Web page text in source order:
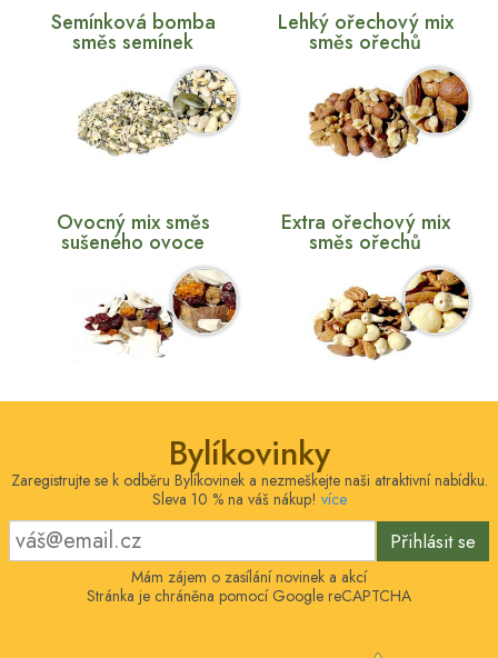
Semínková bomba
směs semínek
Lehký ořechový mix
směs ořechů
Ovocný mix směs
sušeného ovoce
Extra ořechový mix
směs ořechů
Bylíkovinky
Zaregistrujte se k odběru Bylíkovinek a nezmeškejte naši atraktivní nabídku.
Sleva 10 % na váš nákup! více
Přihlásit se
Mám zájem o zasílání novinek a akcí
Stránka je chráněna pomocí Google reCAPTCHA